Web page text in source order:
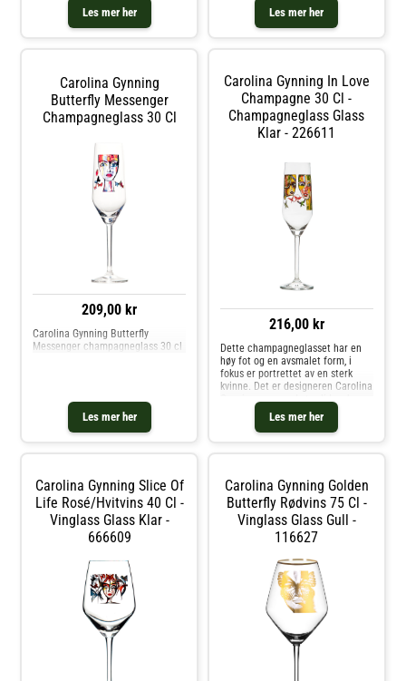
Les mer her Les mer her
Carolina Gynning
Butterfly Messenger
Champagneglass 30 Cl
209,00 kr
Les mer her
Carolina Gynning Butterfly
Messenger champagneglass 30 cl
Carolina Gynning In Love
Champagne 30 Cl -
Champagneglass Glass
Klar - 226611
216,00 kr
Les mer her
Dette champagneglasset har en
høy fot og en avsmalet form, i
fokus er portrettet av en sterk
kvinne. Det er designeren Carolina
Gynning som med stor lidenskap
og kjærlighet har laget dette
fargeglade motivet som
gjenspeiler hennes boblende og
andre Glass hos Royal Design.
Carolina Gynning Slice Of
Life Rosé/hvitvins 40 Cl -
Vinglass Glass Klar -
666609
Carolina Gynning Golden
Butterfly Rødvins 75 Cl -
Vinglass Glass Gull -
116627